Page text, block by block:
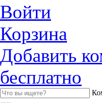
Войти
Корзина
Добавить
бесплатно